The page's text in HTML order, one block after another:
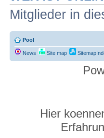
Mitglieder in
Pool
News Site map
Hier